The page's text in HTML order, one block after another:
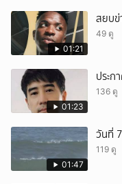
01:21
สยบ
49 ดู
01:23
ประก
136 ดู
01:47
วันที่
119 ดู